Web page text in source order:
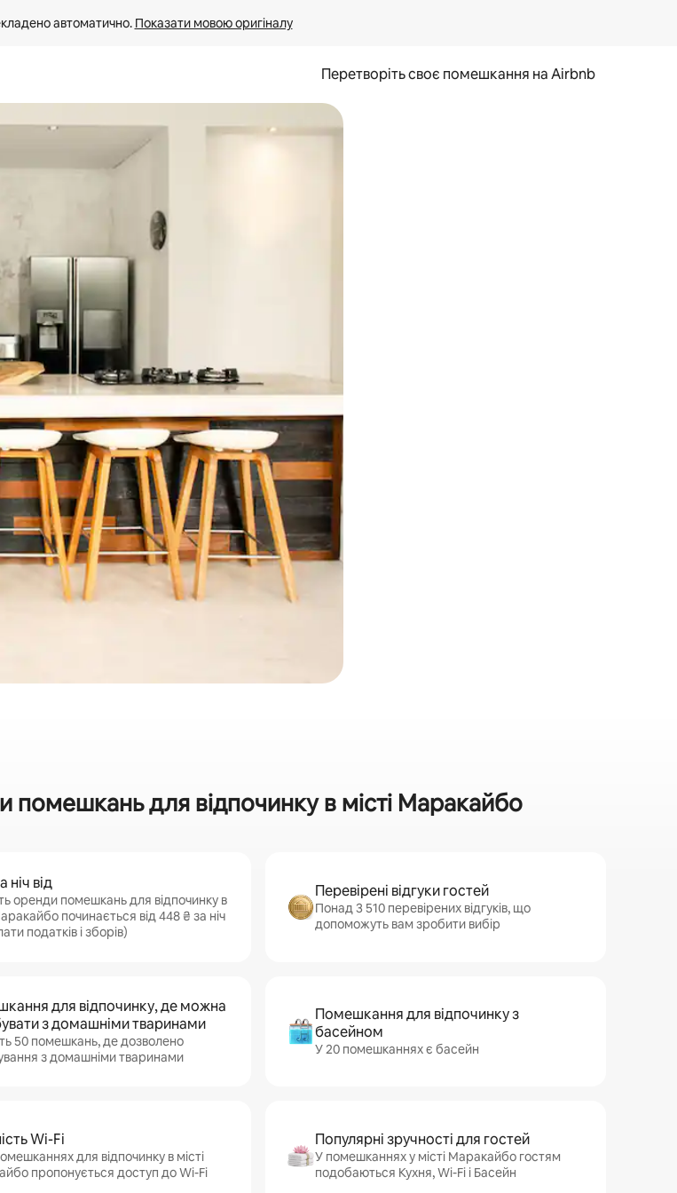
автоматично. Показати мовою оригіналу
Перетворіть своє помешкання на Airbnb
клавіші зі стрілками вгору та вниз або жести дотику та гортання.
для відпочинку в місті Маракайбо
ніч від
оренди помешкань для відпочинку в
починається від 448 ₴ за ніч
податків і зборів)
Перевірені відгуки гостей
Понад 3 510 перевірених відгуків, що
допоможуть вам зробити вибір
для відпочинку, де можна
з домашніми тваринами
50 помешкань, де дозволено
з домашніми тваринами
Помешкання для відпочинку з
басейном
У 20 помешканнях є басейн
Wi-Fi
для відпочинку в місті
пропонується доступ до Wi-Fi
Популярні зручності для гостей
У помешканнях у місті Маракайбо гостям
подобаються Кухня, Wi-Fi і Басейн